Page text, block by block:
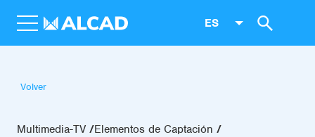
ES
Volver
Multimedia-TV
Elementos de Captación